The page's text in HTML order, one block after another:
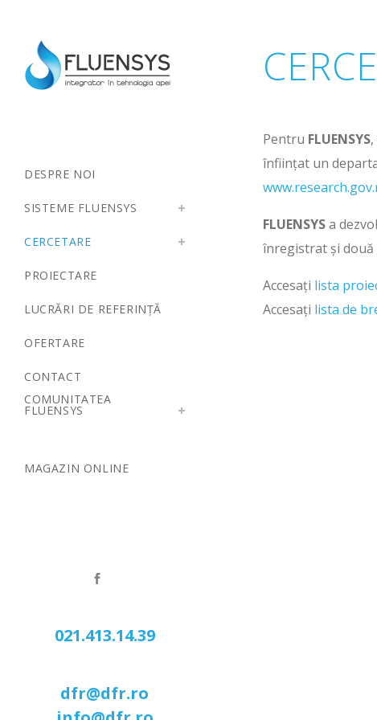
DESPRE NOI
SISTEME FLUENSYS
CERCETARE
PROIECTARE
LUCRĂRI DE REFERINȚĂ
OFERTARE
CONTACT
COMUNITATEA
FLUENSYS
MAGAZIN ONLINE
021.413.14.39
dfr@dfr.ro
Pentru FLUENSYS
înființat un
FLUENSYSa
înregistrat și două
Accesați lista
Accesați lista de